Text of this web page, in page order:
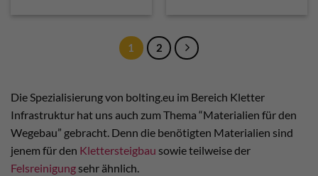
1 2
Die Spezialisierung von bolting.eu im Bereich Kletter
Infrastruktur hat uns auch zum Thema “Materialien für den
Wegebau” gebracht. Denn die benötigten Materialien sind
jenem für den Klettersteigbau sowie teilweise der
Felsreinigung sehr ähnlich.